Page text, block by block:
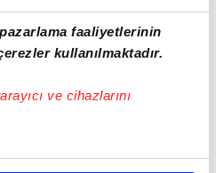
faaliyetlerinin
kullanılmaktadır.
ve cihazlarını
sizlere özel